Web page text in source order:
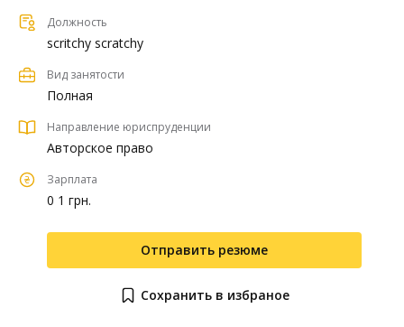
Должность
scritchy scratchy
Вид занятости
Полная
Направление юриспруденции
Авторское право
Зарплата
0 1 грн.
Отправить резюме
Сохранить в избраное